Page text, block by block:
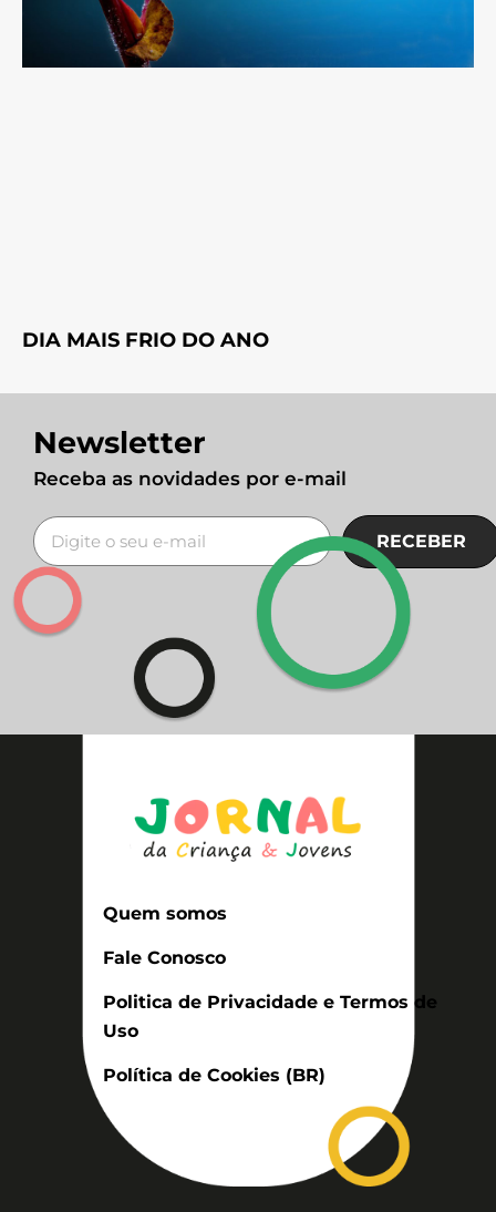
DIA MAIS FRIO DO ANO
Newsletter
Receba as novidades por e-mail
RECEBER
Quem somos
Fale Conosco
Politica de Privacidade e Termos de
Uso
Política de Cookies (BR)